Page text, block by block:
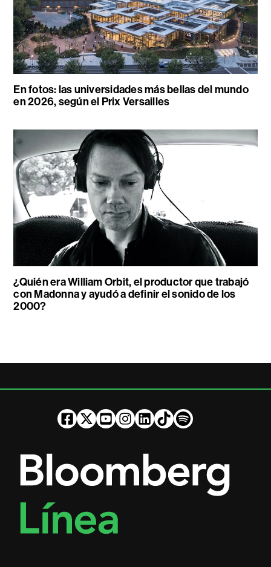
En fotos: las universidades más bellas del mundo
en 2026, según el Prix Versailles
¿Quién era William Orbit, el productor que trabajó
con Madonna y ayudó a definir el sonido de los
2000?